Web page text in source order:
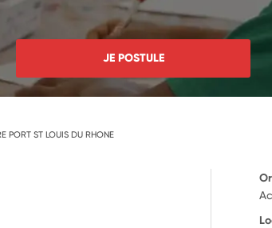
JE POSTULE
PORT ST LOUIS DU RHONE